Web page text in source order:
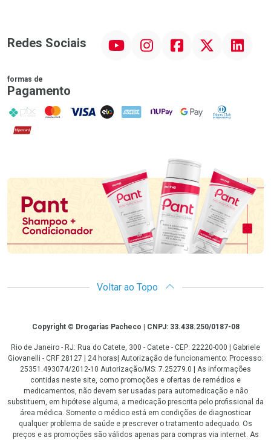
Redes Sociais InstagramFacebookTwitter Linkedin
formas de
Pagamento
PIX MasterCard
VISA ELO AMEX NuPay Google PayDiners Club
Hipercard
Promoção em Destaque
Voltar ao Topo
CopyrightCopyright © Drogarias Pacheco | CNPJ: 33.438.250/0187-08
Rio de Janeiro - RJ: Rua do Catete, 300 - Catete - CEP: 22220-000 | Gabriele
Giovanelli - CRF 28127 | 24 horas| Autorização de funcionamento: Processo:
25351.493074/2012-10 Autorização/MS: 7.25279.0 | As informações
contidas neste site, como promoções e ofertas de remédios e
medicamentos, não devem ser usadas para automedicação e não
substituem, em hipótese alguma, a medicação prescrita pelo profissional da
área médica. Somente o médico está em condições de diagnosticar
qualquer problema de saúde e prescrever o tratamento adequado. Os
preços e as promoções são válidos apenas para compras via internet. As